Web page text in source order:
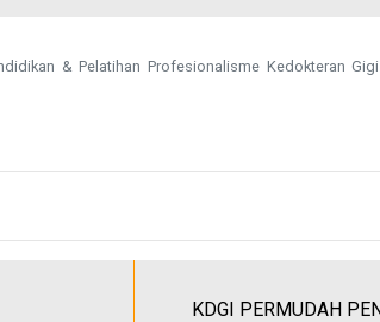
& Pelatihan Profesionalisme Kedokteran
KDGI PERMUDAH